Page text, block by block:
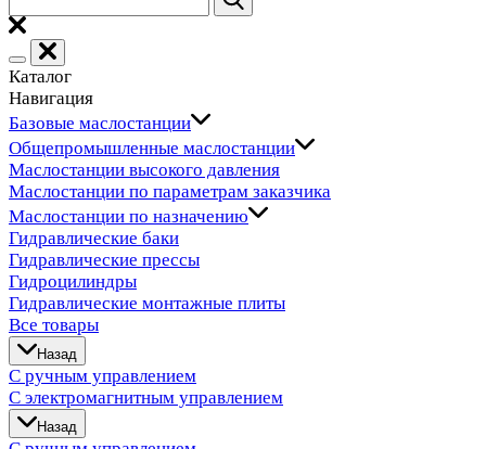
Каталог
Навигация
Базовые маслостанции
Общепромышленные маслостанции
Маслостанции высокого давления
Маслостанции по параметрам заказчика
Маслостанции по назначению
Гидравлические баки
Гидравлические прессы
Гидроцилиндры
Гидравлические монтажные плиты
Все товары
Назад
С ручным управлением
С электромагнитным управлением
Назад